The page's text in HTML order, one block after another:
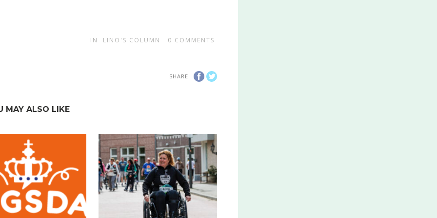
IN LINO'S COLUMN 0 COMMENTS
SHARE
MAY ALSO LIKE